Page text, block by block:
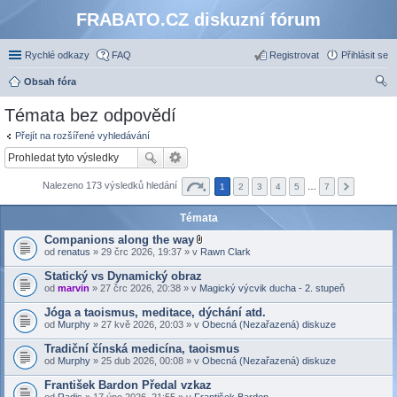
FRABATO.CZ diskuzní fórum
Rychlé odkazy FAQ Přihlásit se
Registrovat
Obsah fóra
Témata bez odpovědí
Přejít na rozšířené vyhledávání
Nalezeno 173 výsledků hledání 1 2 3 4 5 7
Témata
Companions along the way
P
í
o
h
a
(
)
od renatus » 29 črc 2026, 19:37 » v Rawn Clark
Statický vs Dynamický obraz
od marvin » 27 črc 2026, 20:38 » v Magický výcvik ducha - 2. stupeň
Jóga a taoismus, meditace, dýchání atd.
od Murphy » 27 kvě 2026, 20:03 » v Obecná (Nezařazená) diskuze
Tradiční čínská medicína, taoismus
od Murphy » 25 dub 2026, 00:08 » v Obecná (Nezařazená) diskuze
František Bardon Předal vzkaz